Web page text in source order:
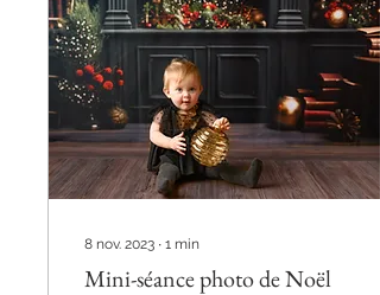
8 nov. 2023 ∙ 1 min
Mini-séance photo de Noël